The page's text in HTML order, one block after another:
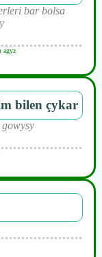
bar bolsa
agyz
bilen çykar